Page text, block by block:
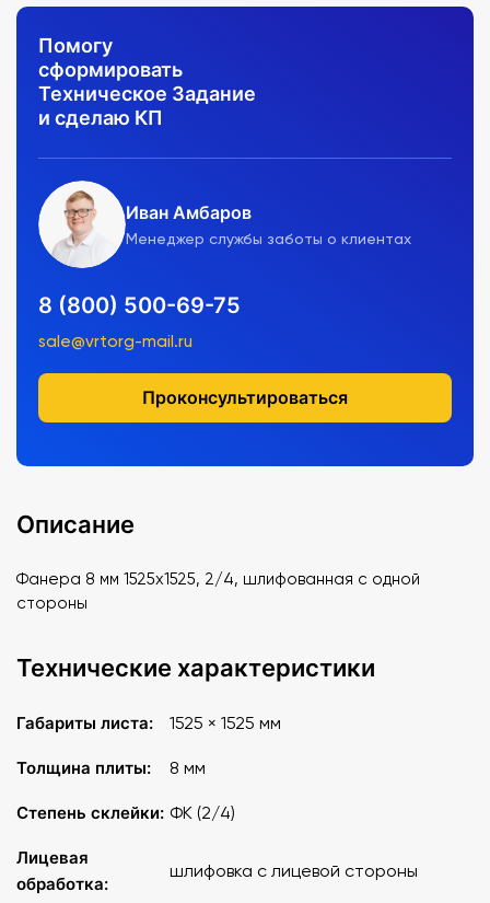
Помогу
сформировать
Техническое Задание
и сделаю КП
Иван Амбаров
Менеджер службы заботы о клиентах
8 (800) 500-69-75
sale@vrtorg-mail.ru
Проконсультироваться
Описание
Фанера 8 мм 1525х1525, 2/4, шлифованная с одной
стороны
Технические характеристики
Габариты листа: 1525 × 1525 мм
Толщина плиты: 8 мм
Степень склейки: ФК (2/4)
Лицевая
обработка:
шлифовка с лицевой стороны